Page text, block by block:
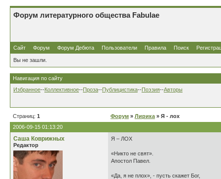
Форум литературного общества Fabulae
Сайт Форум Форум Дебюта Пользователи Правила Поиск
Вы не зашли.
Навигация по сайту
Избранное--Коллективное--Проза--Публицистика--Поэзия--Авторы
Страниц: 1 Форум » Лирика » Я - лох
2006-09-15 01:13:20
Саша Коврижных
Редактор
Я – ЛОХ
«Никто не свят».
Апостол Павел.
«Да, я не плох», - пусть скажет Бог,